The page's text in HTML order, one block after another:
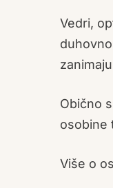
Vedri,
Obično
osobine
Više o